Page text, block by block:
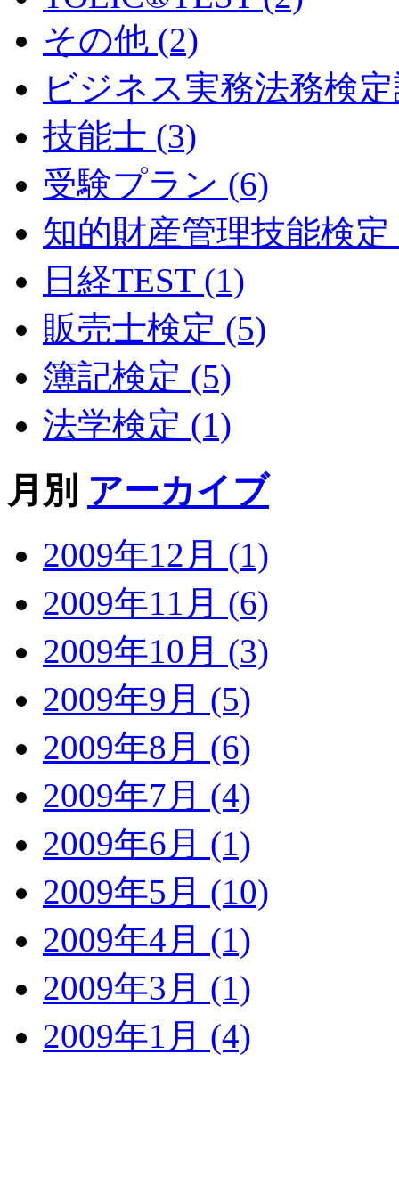
その他 (2)
ビジネス実務法務検
技能士 (3)
受験プラン (6)
知的財産管理技能検定
日経TEST (1)
販売士検定 (5)
簿記検定 (5)
法学検定 (1)
月別 アーカイブ
2009年12月 (1)
2009年11月 (6)
2009年10月 (3)
2009年9月 (5)
2009年8月 (6)
2009年7月 (4)
2009年6月 (1)
2009年5月 (10)
2009年4月 (1)
2009年3月 (1)
2009年1月 (4)